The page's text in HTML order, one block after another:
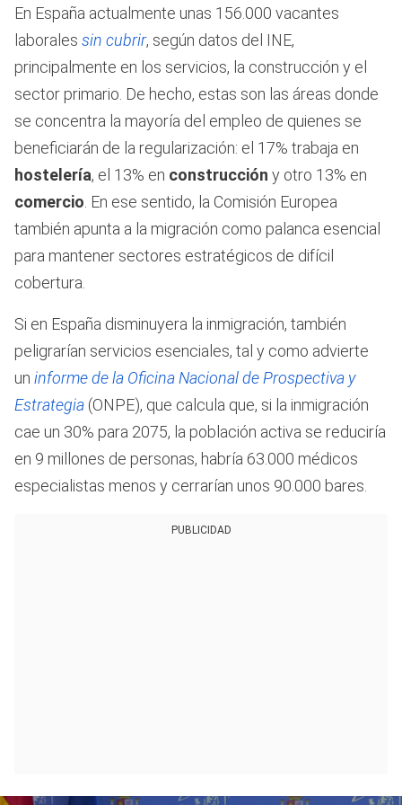
En España actualmente unas 156.000 vacantes
laborales sin cubrir, según datos del INE,
principalmente en los servicios, la construcción y el
sector primario. De hecho, estas son las áreas donde
se concentra la mayoría del empleo de quienes se
beneficiarán de la regularización: el 17% trabaja en
hostelería, el 13% en construcción y otro 13% en
comercio. En ese sentido, la Comisión Europea
también apunta a la migración como palanca esencial
para mantener sectores estratégicos de difícil
cobertura.
Si en España disminuyera la inmigración, también
peligrarían servicios esenciales, tal y como advierte
un informe de la Oficina Nacional de Prospectiva y
Estrategia (ONPE), que calcula que, si la inmigración
cae un 30% para 2075, la población activa se reduciría
en 9 millones de personas, habría 63.000 médicos
especialistas menos y cerrarían unos 90.000 bares.
PUBLICIDAD